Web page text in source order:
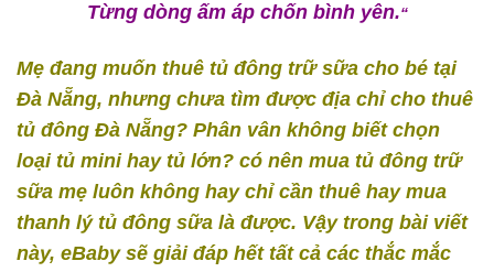
Từng dòng ấm áp chốn bình yên.“
Mẹ đang muốn thuê tủ đông trữ sữa cho bé tại
Đà Nẵng, nhưng chưa tìm được địa chỉ cho thuê
tủ đông Đà Nẵng? Phân vân không biết chọn
loại tủ mini hay tủ lớn? có nên mua tủ đông trữ
sữa mẹ luôn không hay chỉ cần thuê hay mua
thanh lý tủ đông sữa là được. Vậy trong bài viết
này, eBaby sẽ giải đáp hết tất cả các thắc mắc